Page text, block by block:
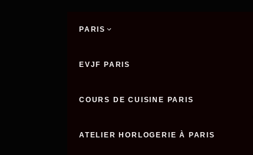
PARIS
EVJF PARIS
COURS DE CUISINE PARIS
ATELIER HORLOGERIE À PARIS